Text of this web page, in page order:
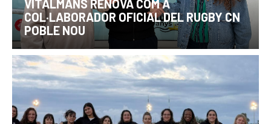
VITALMANS RENOVA COM A
COL·LABORADOR OFICIAL DEL RUGBY CN
POBLE NOU